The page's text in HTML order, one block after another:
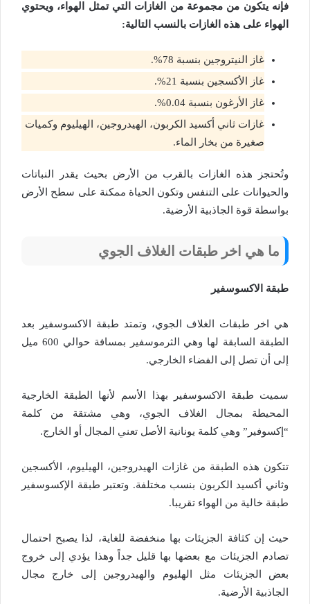
فإنه يتكون من مجموعة من الغازات التي تمثل الهواء، ويحتوي
الهواء على هذه الغازات بالنسب التالية:
غاز النيتروجين بنسبة 78%.
غاز الأكسجين بنسبة 21%.
غاز الأرغون بنسبة 0.04%.
غازات ثاني أكسيد الكربون، الهيدروجين، الهيليوم وكميات
صغيرة من بخار الماء.
وتُحتجز هذه الغازات بالقرب من الأرض بحيث يقدر النباتات
والحيوانات على التنفس وتكون الحياة ممكنة على سطح الأرض
بواسطة قوة الجاذبية الأرضية.
ما هي اخر طبقات الغلاف الجوي
طبقة الاكسوسفير
هي اخر طبقات الغلاف الجوي، وتمتد طبقة الاكسوسفير بعد
الطبقة السابقة لها وهي الثرموسفير بمسافة حوالي 600 ميل
إلى أن تصل إلى الفضاء الخارجي.
سميت طبقة الاكسوسفير بهذا الأسم لأنها الطبقة الخارجية
المحيطة بمجال الغلاف الجوي، وهي مشتقة من كلمة
“إكسوفير” وهي كلمة يونانية الأصل تعني المجال أو الخارج.
تتكون هذه الطبقة من غازات الهيدروجين، الهيليوم، الأكسجين
وثاني أكسيد الكربون بنسب مختلفة. وتعتبر طبقة الإكسوسفير
طبقة خالية من الهواء تقريبا.
حيث إن كثافة الجزيئات بها منخفضة للغاية، لذا يصبح احتمال
تصادم الجزيئات مع بعضها بها قليل جداً وهذا يؤدي إلى خروج
بعض الجزيئات مثل الهليوم والهيدروجين إلى خارج مجال
الجاذبية الأرضية.